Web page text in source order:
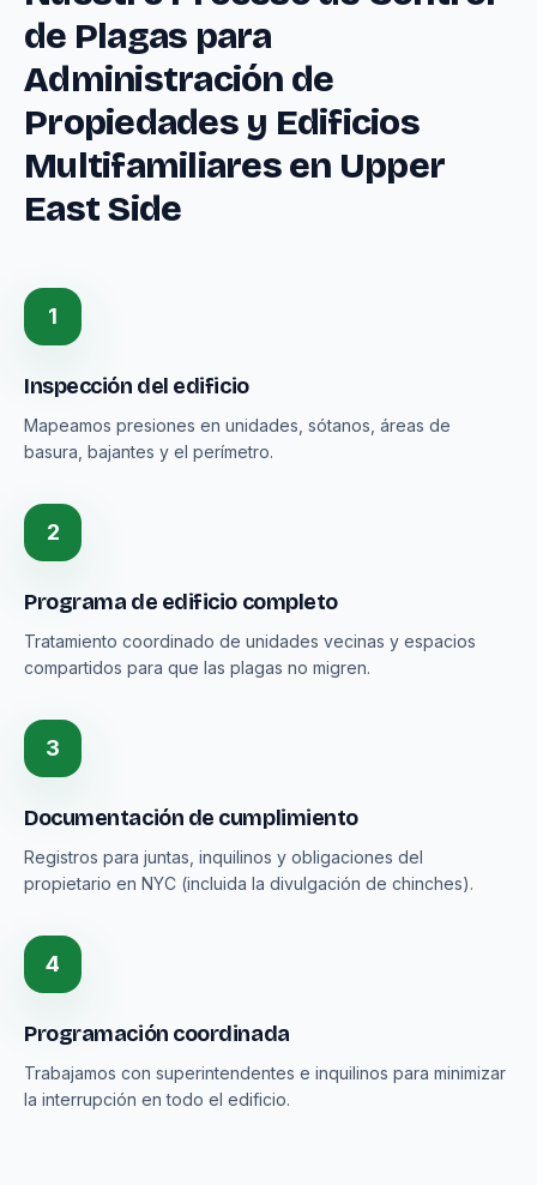
de Plagas para
Administración de
Propiedades y Edificios
Multifamiliares en Upper
East Side
1
Inspección del edificio
Mapeamos presiones en unidades, sótanos, áreas de
basura, bajantes y el perímetro.
2
Programa de edificio completo
Tratamiento coordinado de unidades vecinas y espacios
compartidos para que las plagas no migren.
3
Documentación de cumplimiento
Registros para juntas, inquilinos y obligaciones del
propietario en NYC (incluida la divulgación de chinches).
4
Programación coordinada
Trabajamos con superintendentes e inquilinos para minimizar
la interrupción en todo el edificio.